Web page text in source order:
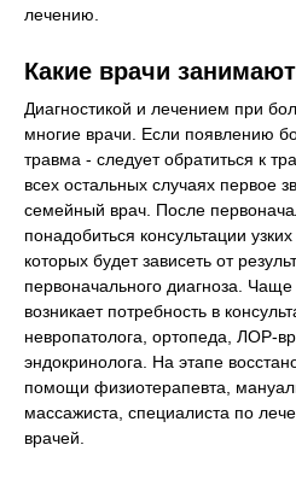
лечению.
Какие врачи
Диагностикой и лечением при
многие врачи. Если появлению
травма - следует обратиться к
всех остальных случаях первое
семейный врач. После
понадобиться консультации
которых будет зависеть от
первоначального диагноза.
возникает потребность в
невропатолога, ортопеда, ЛОР-
эндокринолога. На этапе
помощи физиотерапевта,
массажиста, специалиста по
врачей.